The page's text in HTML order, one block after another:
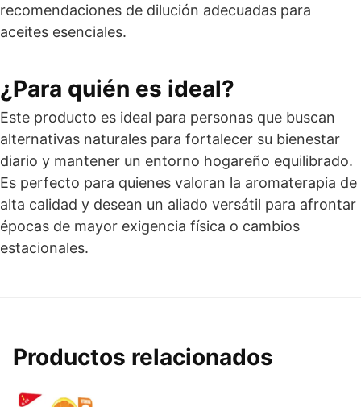
recomendaciones de dilución adecuadas para
aceites esenciales.
¿Para quién es ideal?
Este producto es ideal para personas que buscan
alternativas naturales para fortalecer su bienestar
diario y mantener un entorno hogareño equilibrado.
Es perfecto para quienes valoran la aromaterapia de
alta calidad y desean un aliado versátil para afrontar
épocas de mayor exigencia física o cambios
estacionales.
Productos relacionados